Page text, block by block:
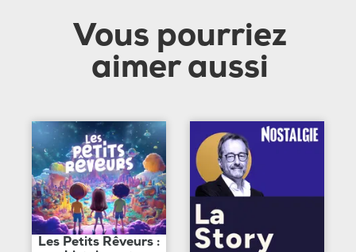
Vous pourriez
aimer aussi
Les Petits Rêveurs :